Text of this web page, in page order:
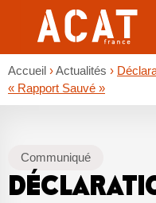
Accueil ›Actualités ›
« Rapport Sauvé »
Communiqué